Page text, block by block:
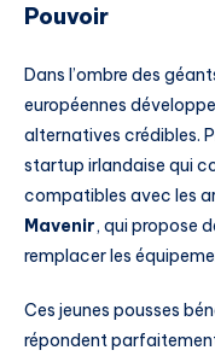
Pouvoir
Dans l’ombre des
européennes
alternatives crédibles.
startup irlandaise qui
compatibles avec les
Mavenir, qui propose
remplacer les
Ces jeunes pousses
répondent